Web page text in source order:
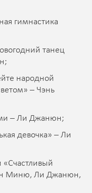
гимнастика
танец
народной
– Чэнь
– Ли Джанюн;
девочка» – Ли
Миню, Ли Джанюн,